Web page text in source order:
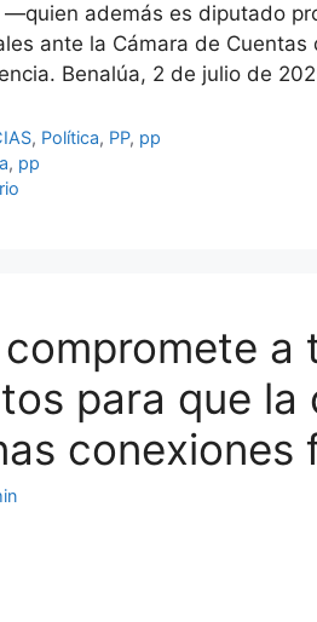
—quien además es diputado
ante la Cámara de
Benalúa, 2 de julio de
, Política, PP, pp
, pp
compromete
para que la
conexiones